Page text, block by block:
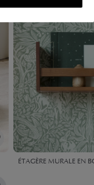
ÉTAGÈRE MURALE EN